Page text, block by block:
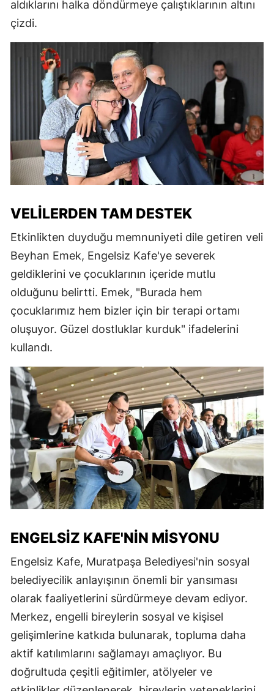
aldıklarını halka döndürmeye çalıştıklarının altını
çizdi.
VELILERDEN TAM DESTEK
Etkinlikten duyduğu memnuniyeti dile getiren veli
Beyhan Emek, Engelsiz Kafe'ye severek
geldiklerini ve çocuklarının içeride mutlu
olduğunu belirtti. Emek, "Burada hem
çocuklarımız hem bizler için bir terapi ortamı
oluşuyor. Güzel dostluklar kurduk" ifadelerini
kullandı.
ENGELSIZ KAFE'NIN MISYONU
Engelsiz Kafe, Muratpaşa Belediyesi'nin sosyal
belediyecilik anlayışının önemli bir yansıması
olarak faaliyetlerini sürdürmeye devam ediyor.
Merkez, engelli bireylerin sosyal ve kişisel
gelişimlerine katkıda bulunarak, topluma daha
aktif katılımlarını sağlamayı amaçlıyor. Bu
doğrultuda çeşitli eğitimler, atölyeler ve